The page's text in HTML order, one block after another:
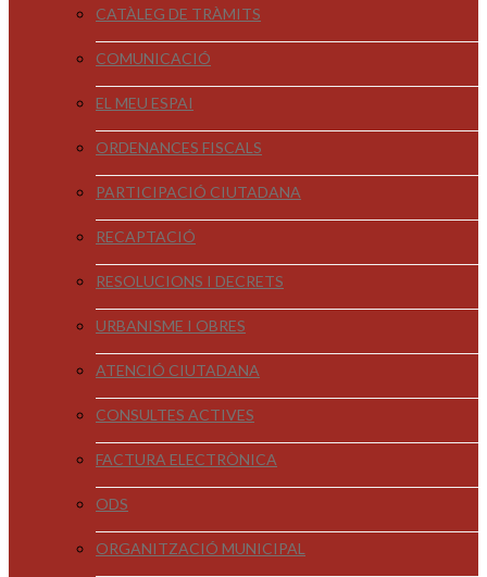
CATÀLEG DE TRÀMITS
COMUNICACIÓ
EL MEU ESPAI
ORDENANCES FISCALS
PARTICIPACIÓ CIUTADANA
RECAPTACIÓ
RESOLUCIONS I DECRETS
URBANISME I OBRES
ATENCIÓ CIUTADANA
CONSULTES ACTIVES
FACTURA ELECTRÒNICA
ODS
ORGANITZACIÓ MUNICIPAL